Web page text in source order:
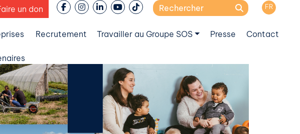
un don
Search
FR
Recrutement Travailler au Groupe SOS Presse Contact